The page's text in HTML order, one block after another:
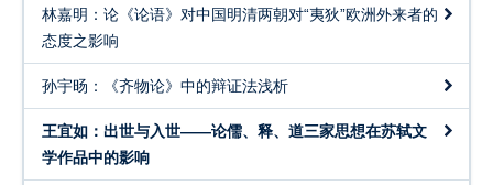
中国现当代文学研究
中国电影研究
林嘉明：论《论语》对中国明清两朝对“夷狄”欧洲外来者的
态度之影响
孙宇旸：《齐物论》中的辩证法浅析
王宜如：出世与入世——论儒、释、道三家思想在苏轼文
学作品中的影响